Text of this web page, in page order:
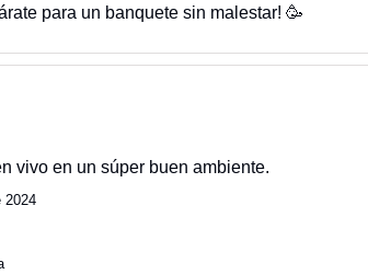
para un banquete sin malestar! 🥳
vivo en un súper buen ambiente.
2024